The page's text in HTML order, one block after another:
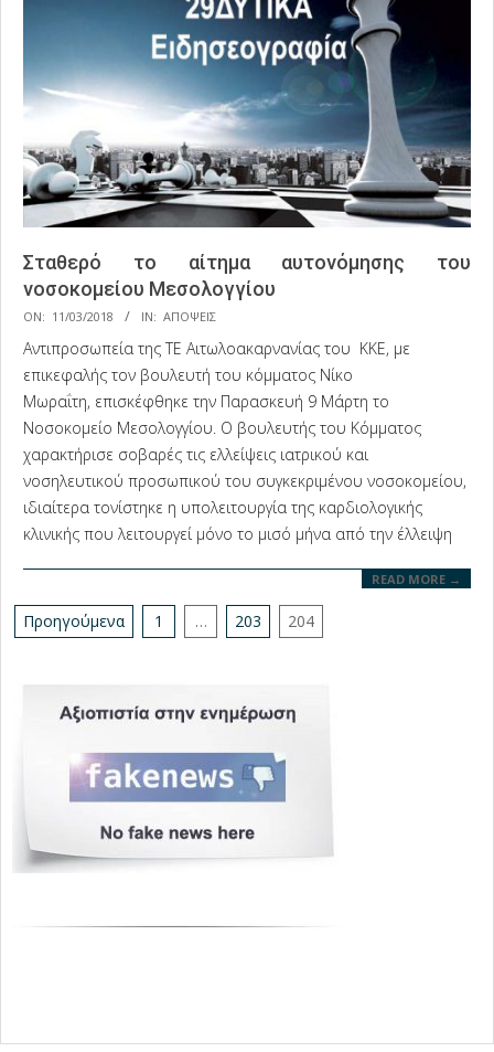
Σταθερό το αίτημα αυτονόμησης του
νοσοκομείου Μεσολογγίου
2018-
03-
ON: 11/03/2018 IN: ΑΠΟΨΕΙΣ
Αντιπροσωπεία της ΤΕ Αιτωλοακαρνανίας του ΚΚΕ, με
επικεφαλής τον βουλευτή του κόμματος Νίκο
Μωραΐτη, επισκέφθηκε την Παρασκευή 9 Μάρτη το
Νοσοκομείο Μεσολογγίου. Ο βουλευτής του Κόμματος
χαρακτήρισε σοβαρές τις ελλείψεις ιατρικού και
νοσηλευτικού προσωπικού του συγκεκριμένου νοσοκομείου,
ιδιαίτερα τονίστηκε η υπολειτουργία της καρδιολογικής
κλινικής που λειτουργεί μόνο το μισό μήνα από την έλλειψη
READ MORE →
Σελιδοποίηση
Προηγούμενα 1 … 203 204